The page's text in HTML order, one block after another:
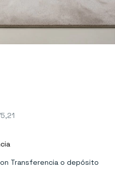
Transferencia o depósito